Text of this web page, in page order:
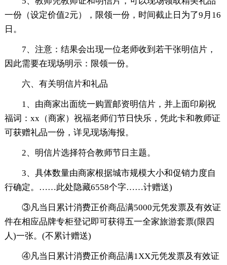
一份（设定价值2元），限领一份，时间截止日为了9月16
日。
7、注意：结果会出现一位老师收到若干张明信片，
因此需要在现场明示：限领一份。
六、有关明信片和礼品
1、由商家出面统一购置邮资明信片，并上面印刷祝
福词：xx（商家）祝福老师们节日快乐，凭此卡和教师证
可获赠礼品一份，详见现场海报。
2、明信片选择符合教师节日主题。
3、具体数量由商家根据城市规模大小和促销力度自
行确定。
……此处隐藏6558个字……计赠送)
③凡当日累计消费正价商品满5000元凭发票及有效证
件在相应品牌专柜登记即可获得五一全家旅游套票(限四
人)一张。(不累计赠送)
④凡当日累计消费正价商品满1XX元凭发票及有效证